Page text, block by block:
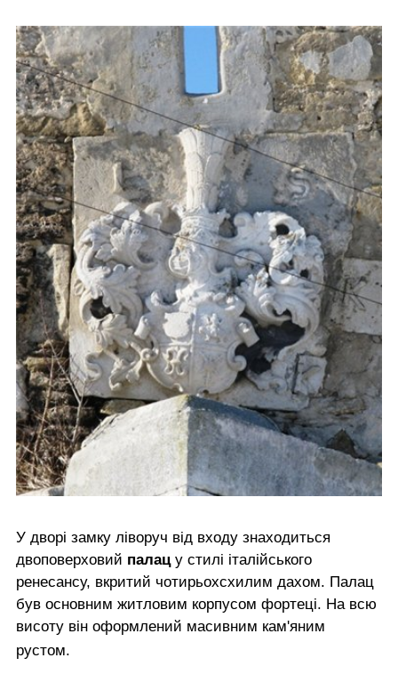
У дворі замку ліворуч від входу знаходиться
двоповерховий палац у стилі італійського
ренесансу, вкритий чотирьохсхилим дахом. Палац
був основним житловим корпусом фортеці. На всю
висоту він оформлений масивним кам'яним
рустом.